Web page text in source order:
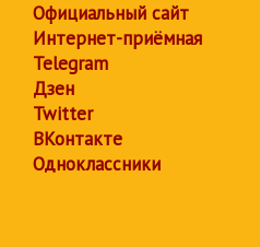
Официальный сайт
Интернет-приёмная
Telegram
Дзен
Twitter
ВКонтакте
Одноклассники